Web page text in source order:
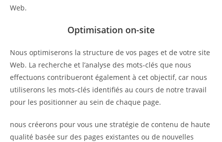
Web.
Optimisation on-site
Nous optimiserons la structure de vos pages et de votre site
Web. La recherche et l’analyse des mots-clés que nous
effectuons contribueront également à cet objectif, car nous
utiliserons les mots-clés identifiés au cours de notre travail
pour les positionner au sein de chaque page.
nous créerons pour vous une stratégie de contenu de haute
qualité basée sur des pages existantes ou de nouvelles